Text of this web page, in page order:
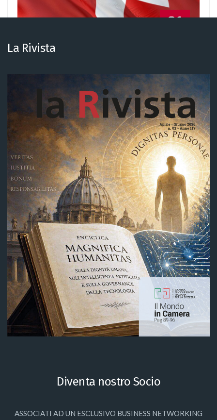
21
FONTE: FIAMMETTA BENETTON
Dazi USA, una misura
protezionistica che “apre a
nuove opportunità”
CONTINUA A LEGGERE
1 … 3 4 5 6
7 … 13
La Rivista
Diventa nostro Socio
ASSOCIATI AD UN ESCLUSIVO BUSINESS NETWORKING